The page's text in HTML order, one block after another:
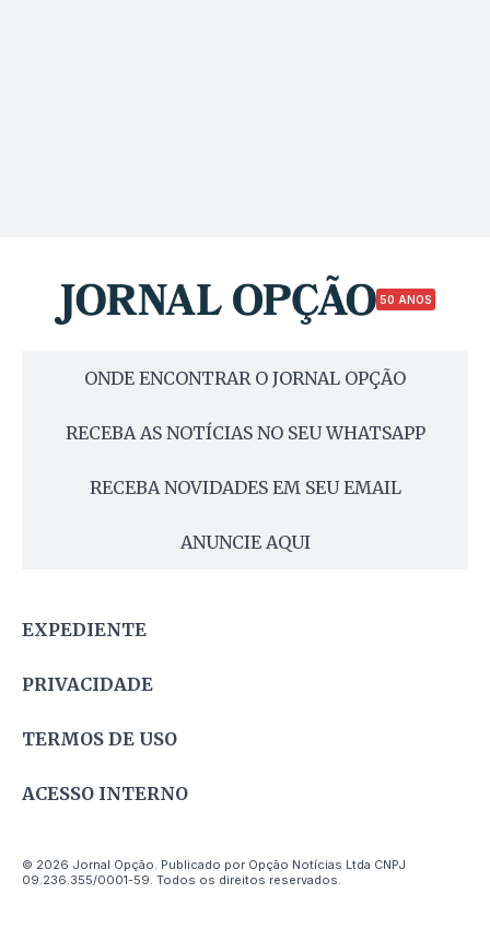
50 ANOS
ONDE ENCONTRAR O JORNAL OPÇÃO
RECEBA AS NOTÍCIAS NO SEU WHATSAPP
RECEBA NOVIDADES EM SEU EMAIL
ANUNCIE AQUI
EXPEDIENTE
PRIVACIDADE
TERMOS DE USO
ACESSO INTERNO
© 2026 Jornal Opção. Publicado por Opção Notícias Ltda CNPJ
09.236.355/0001-59. Todos os direitos reservados.